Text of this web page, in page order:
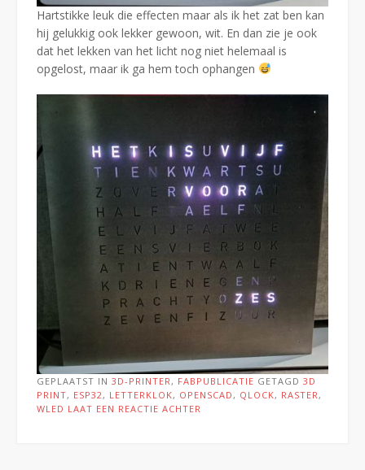
Hartstikke leuk die effecten maar als ik het zat ben kan
hij gelukkig ook lekker gewoon, wit. En dan zie je ook
dat het lekken van het licht nog niet helemaal is
opgelost, maar ik ga hem toch ophangen
GEPLAATST IN 3D-PRINTER , FABPUBLICATIE GETAGD 3D
PRINT, ESP32 , LETTERKLOK, OPENSCAD , QLOCK, RASTER ,
WLED LAAT EEN REACTIE ACHTER